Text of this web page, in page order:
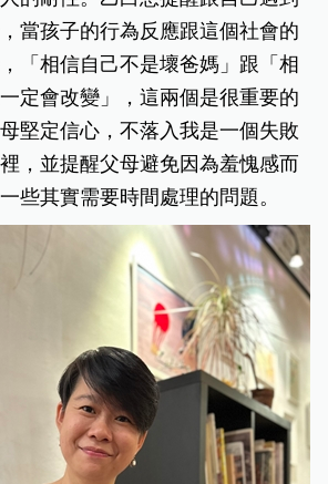
當孩子的行為反應跟這個社會的
「相信自己不是壞爸媽」跟「相
定會改變」，這兩個是很重要的
堅定信心，不落入我是一個失敗
，並提醒父母避免因為羞愧感而
些其實需要時間處理的問題。